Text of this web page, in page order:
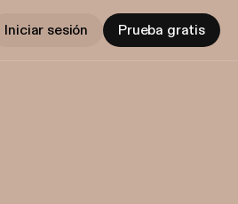
Iniciar sesión Prueba gratis